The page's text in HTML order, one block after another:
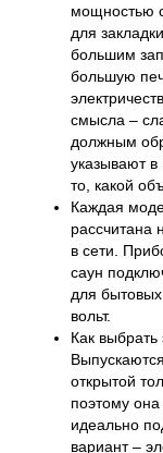
мощностью
для
большим
большую
смысла –
должным
указывают
то, какой
Каждая
рассчитана
в сети.
саун
для
вольт.
Как
открытой
поэтому
идеально
вариант –